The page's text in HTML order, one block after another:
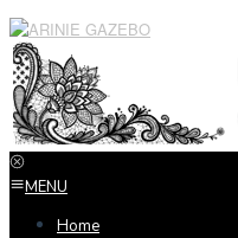
Loncat
ke
konten
MENU
Home